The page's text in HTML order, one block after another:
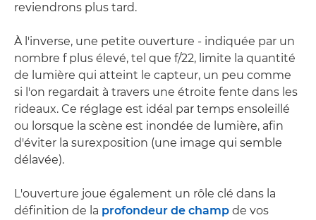
reviendrons plus tard.
À l'inverse, une petite ouverture - indiquée par un
nombre f plus élevé, tel que f/22, limite la quantité
de lumière qui atteint le capteur, un peu comme
si l'on regardait à travers une étroite fente dans les
rideaux. Ce réglage est idéal par temps ensoleillé
ou lorsque la scène est inondée de lumière, afin
d'éviter la surexposition (une image qui semble
délavée).
L'ouverture joue également un rôle clé dans la
définition de la profondeur de champ de vos